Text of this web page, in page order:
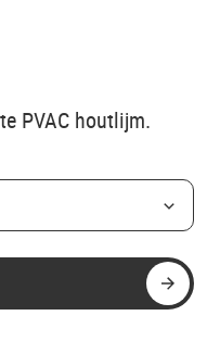
PVAC houtlijm.